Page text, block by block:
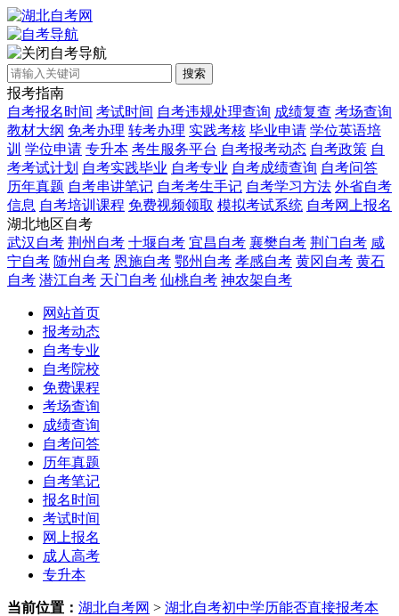
自考导航
搜索
报考指南
自考报名时间 考试时间 自考违规处理查询 成绩复查 考场查询
教材大纲 免考办理 转考办理 实践考核 毕业申请 学位英语培
训 学位申请 专升本 考生服务平台 自考报考动态 自考政策 自
考考试计划 自考实践毕业 自考专业 自考成绩查询 自考问答
历年真题 自考串讲笔记 自考考生手记 自考学习方法 外省自考
信息 自考培训课程 免费视频领取 模拟考试系统 自考网上报名
湖北地区自考
武汉自考 荆州自考 十堰自考 宜昌自考 襄樊自考 荆门自考 咸
宁自考 随州自考 恩施自考 鄂州自考 孝感自考 黄冈自考 黄石
自考 潜江自考 天门自考 仙桃自考 神农架自考
网站首页
报考动态
自考专业
自考院校
免费课程
考场查询
成绩查询
自考问答
历年真题
自考笔记
报名时间
考试时间
网上报名
成人高考
专升本
当前位置： 湖北自考网 > 湖北自考初中学历能否直接报考本